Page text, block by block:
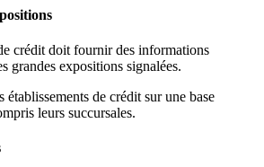
crédit doit fournir des informations
grandes expositions signalées.
établissements de crédit sur une base
leurs succursales.